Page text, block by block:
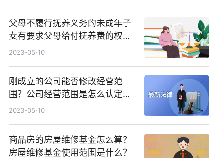
父母不履行抚养义务的未成年子
女有要求父母给付抚养费的权利
吗？老公坐牢儿媳没有义务伺候
2023-05-10
刚成立的公司能否修改经营范
围？公司经营范围是怎么认定
的？
2023-05-10
商品房的房屋维修基金怎么算？
房屋维修基金使用范围是什么？